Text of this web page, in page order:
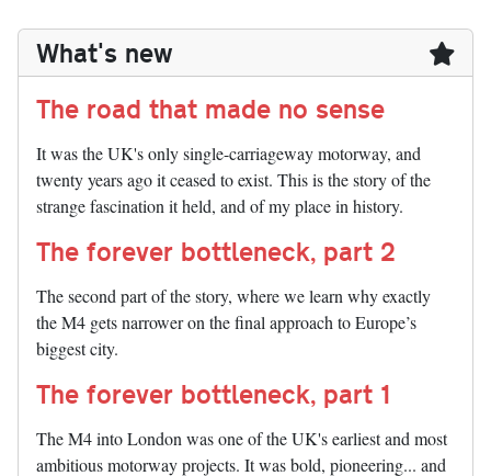
What's new
The road that made no sense
It was the UK's only single-carriageway motorway, and
twenty years ago it ceased to exist. This is the story of the
strange fascination it held, and of my place in history.
The forever bottleneck, part 2
The second part of the story, where we learn why exactly
the M4 gets narrower on the final approach to Europe’s
biggest city.
The forever bottleneck, part 1
The M4 into London was one of the UK's earliest and most
ambitious motorway projects. It was bold, pioneering... and